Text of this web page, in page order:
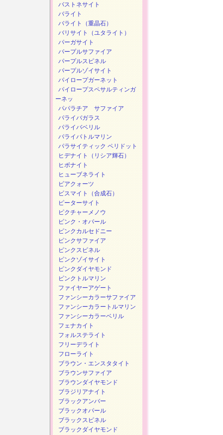
バストネサイト
バライト
バライト（重晶石）
バリサイト（ユタライト）
パーガサイト
パープルサファイア
パープルスピネル
パープルゾイサイト
パイロープガーネット
パイロープスペサルティンガ
ーネッ
パパラチア サファイア
パライバガラス
パライバベリル
パライパトルマリン
パラサイティック ペリドット
ヒデナイト（リシア輝石）
ヒボナイト
ヒューブネライト
ビアクォーツ
ビスマイト（合成石）
ピーターサイト
ピクチャーメノウ
ピンク・オパール
ピンクカルセドニー
ピンクサファイア
ピンクスピネル
ピンクゾイサイト
ピンクダイヤモンド
ピンクトルマリン
ファイヤーアゲート
ファンシーカラーサファイア
ファンシーカラートルマリン
ファンシーカラーベリル
フェナカイト
フォルステライト
フリーデライト
フローライト
ブラウン・エンスタタイト
ブラウンサファイア
ブラウンダイヤモンド
ブラジリアナイト
ブラックアンバー
ブラックオパール
ブラックスピネル
ブラックダイヤモンド